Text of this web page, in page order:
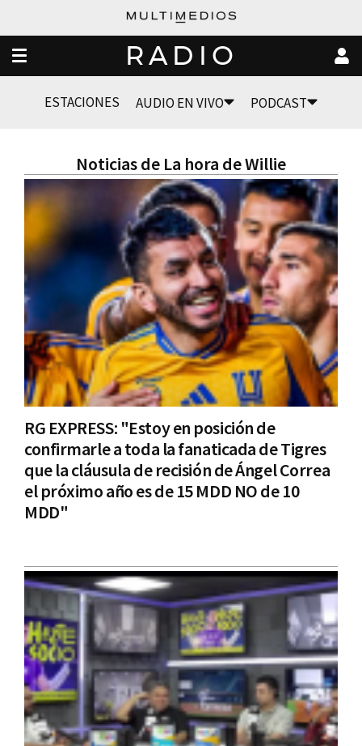
RADIO
ESTACIONES AUDIO EN VIVO PODCAST
Noticias de La hora de Willie
RG EXPRESS: "Estoy en posición de
confirmarle a toda la fanaticada de Tigres
que la cláusula de recisión de Ángel Correa
el próximo año es de 15 MDD NO de 10
MDD"